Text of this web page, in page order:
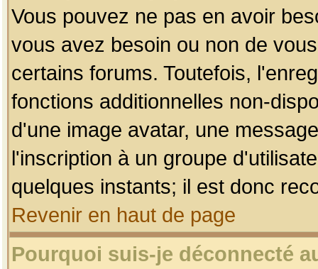
Vous pouvez ne pas en avoir
vous avez besoin ou non de
certains forums. Toutefois,
fonctions additionnelles non-
d'une image avatar, une
l'inscription à un groupe
quelques instants; il est donc
Revenir en haut de page
Pourquoi suis-je déconnecté